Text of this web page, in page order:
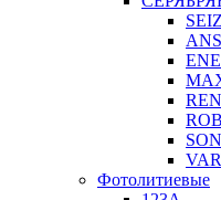
Фотолитиевые